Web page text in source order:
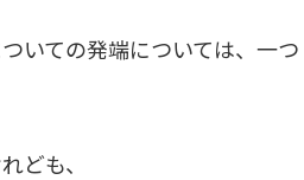
いての発端については、一つ
ども、